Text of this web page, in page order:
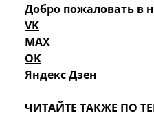
Добро пожаловать в
VK
MAX
OK
Яндекс Дзен
ЧИТАЙТЕ ТАКЖЕ ПО